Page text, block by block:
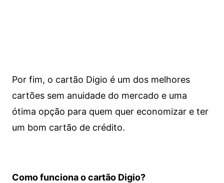
Por fim, o cartão Digio é um dos melhores
cartões sem anuidade do mercado e uma
ótima opção para quem quer economizar e ter
um bom cartão de crédito.
Como funciona o cartão Digio?